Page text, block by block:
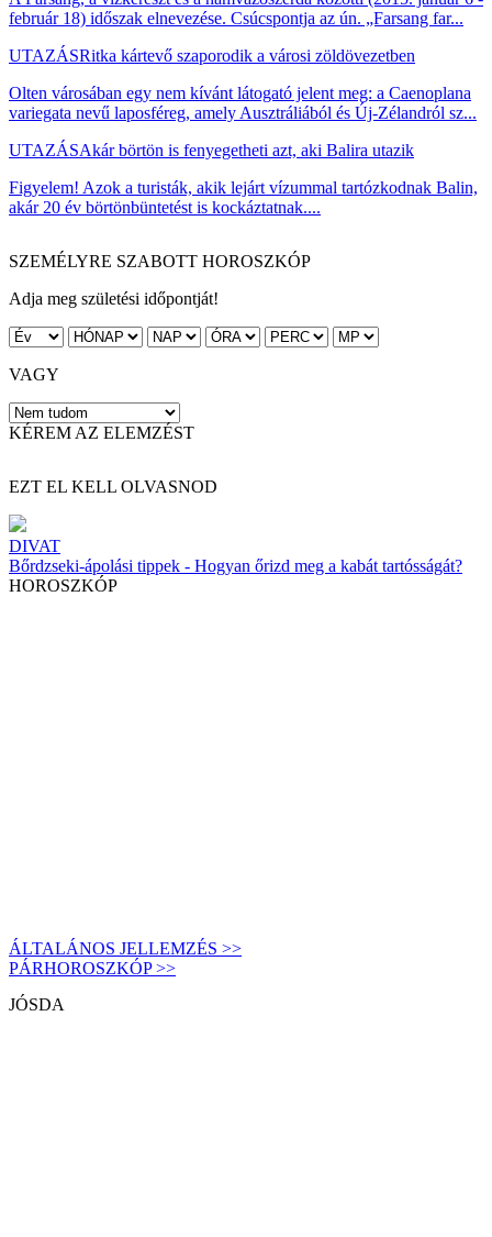
február 18) időszak elnevezése. Csúcspontja az ún. „Farsang far...
UTAZÁSRitka kártevő szaporodik a városi zöldövezetben
Olten városában egy nem kívánt látogató jelent meg: a Caenoplana
variegata nevű laposféreg, amely Ausztráliából és Új-Zélandról sz...
UTAZÁSAkár börtön is fenyegetheti azt, aki Balira utazik
Figyelem! Azok a turisták, akik lejárt vízummal tartózkodnak Balin,
akár 20 év börtönbüntetést is kockáztatnak....
SZEMÉLYRE SZABOTT HOROSZKÓP
Adja meg születési időpontját!
VAGY
KÉREM AZ ELEMZÉST
EZT EL KELL OLVASNOD
DIVAT
Bőrdzseki-ápolási tippek - Hogyan őrizd meg a kabát tartósságát?
HOROSZKÓP
ÁLTALÁNOS JELLEMZÉS >>
PÁRHOROSZKÓP >>
JÓSDA